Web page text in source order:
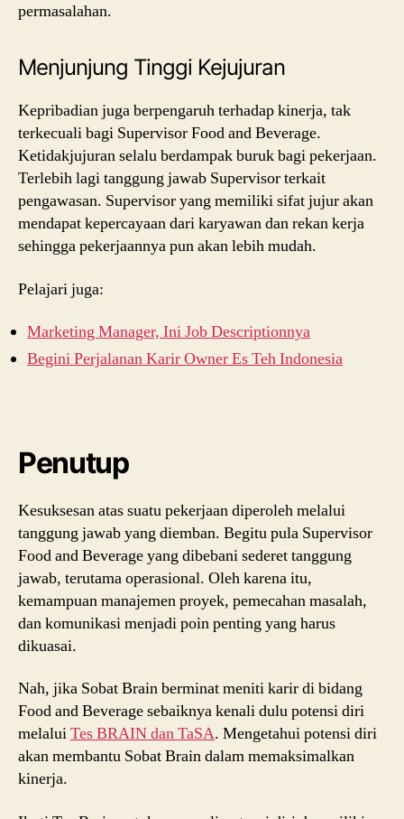
permasalahan.
Menjunjung Tinggi Kejujuran
Kepribadian juga berpengaruh terhadap kinerja, tak
terkecuali bagi Supervisor Food and Beverage.
Ketidakjujuran selalu berdampak buruk bagi pekerjaan.
Terlebih lagi tanggung jawab Supervisor terkait
pengawasan. Supervisor yang memiliki sifat jujur akan
mendapat kepercayaan dari karyawan dan rekan kerja
sehingga pekerjaannya pun akan lebih mudah.
Pelajari juga:
Marketing Manager, Ini Job Descriptionnya
Begini Perjalanan Karir Owner Es Teh Indonesia
Penutup
Kesuksesan atas suatu pekerjaan diperoleh melalui
tanggung jawab yang diemban. Begitu pula Supervisor
Food and Beverage yang dibebani sederet tanggung
jawab, terutama operasional. Oleh karena itu,
kemampuan manajemen proyek, pemecahan masalah,
dan komunikasi menjadi poin penting yang harus
dikuasai.
Nah, jika Sobat Brain berminat meniti karir di bidang
Food and Beverage sebaiknya kenali dulu potensi diri
melaluiTes BRAIN dan TaSA. Mengetahui potensi diri
akan membantu Sobat Brain dalam memaksimalkan
kinerja.